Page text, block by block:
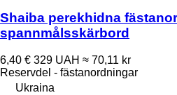
Shaiba perekhidna
spannmålsskärbord
6,40 € 329 UAH ≈ 70,11 kr
Reservdel - fästanordningar
Ukraina